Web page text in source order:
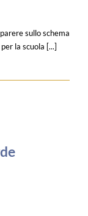
sullo schema
la scuola [...]